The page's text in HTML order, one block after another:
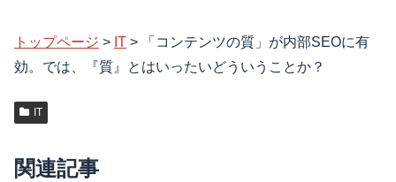
トップページ > IT >
「コンテンツの質」が内部SEOに有
効。では、『質』とはいったいどういうことか？
IT
関連記事